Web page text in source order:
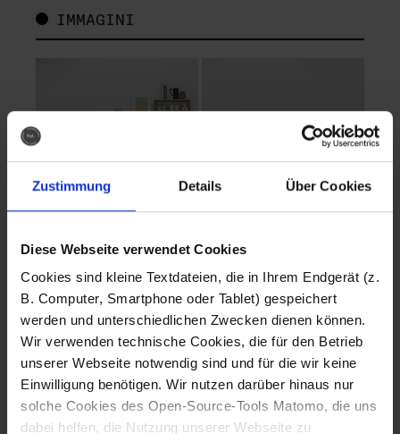
Zustimmung Details Über Cookies
Diese Webseite verwendet Cookies
Cookies sind kleine Textdateien, die in Ihrem Endgerät (z.
B. Computer, Smartphone oder Tablet) gespeichert
werden und unterschiedlichen Zwecken dienen können.
Wir verwenden technische Cookies, die für den Betrieb
unserer Webseite notwendig sind und für die wir keine
Einwilligung benötigen. Wir nutzen darüber hinaus nur
solche Cookies des Open-Source-Tools Matomo, die uns
dabei helfen, die Nutzung unserer Webseite zu
IMMAGINI
Fotografo: Lorenz
Sternbach
Download
Fotografo: Lorenz
Sternbach
Download